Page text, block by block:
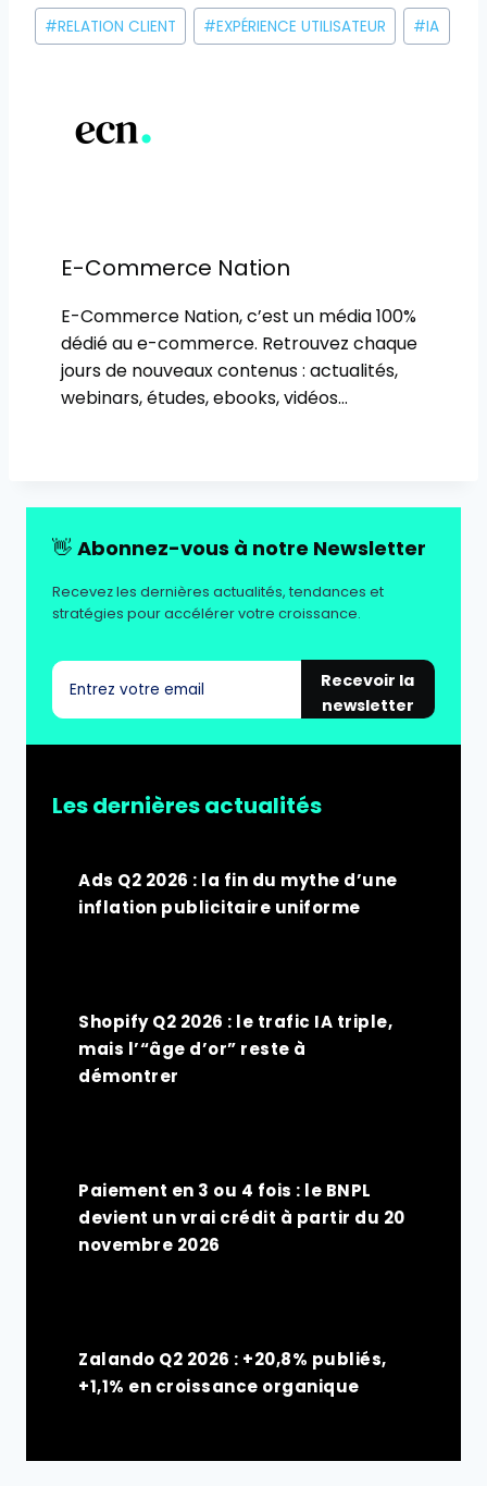
Étiquettes
de
#RELATION CLIENT #EXPÉRIENCE UTILISATEUR #IA
E-Commerce Nation
E-Commerce Nation, c’est un média 100%
dédié au e-commerce. Retrouvez chaque
jours de nouveaux contenus : actualités,
webinars, études, ebooks, vidéos…
👋 Abonnez-vous à notre Newsletter
Recevez les dernières actualités, tendances et
stratégies pour accélérer votre croissance.
Recevoir la
newsletter
Les dernières actualités
Ads Q2 2026 : la fin du mythe d’une
inflation publicitaire uniforme
Shopify Q2 2026 : le trafic IA triple,
mais l’“âge d’or” reste à
démontrer
Paiement en 3 ou 4 fois : le BNPL
devient un vrai crédit à partir du 20
novembre 2026
Zalando Q2 2026 : +20,8% publiés,
+1,1% en croissance organique